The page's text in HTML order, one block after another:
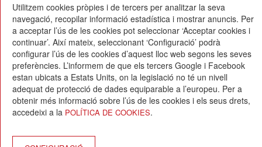
08/06/2015
Escola Betània-Patmos
C. Montevideo, 13
08034 Barcelona
Utilitzem cookies pròpies i de tercers per analitzar la seva
navegació, recopilar informació estadística i mostrar anuncis. Per
a acceptar l’ús de les cookies pot seleccionar ‘Acceptar cookies i
continuar’. Així mateix, seleccionant ‘Configuració’ podrà
configurar l’ús de les cookies d’aquest lloc web segons les seves
preferències. L’informem de que els tercers Google i Facebook
estan ubicats a Estats Units, on la legislació no té un nivell
adequat de protecció de dades equiparable a l’europeu. Per a
obtenir més informació sobre l’ús de les cookies i els seus drets,
accedeixi a la POLÍTICA DE COOKIES.